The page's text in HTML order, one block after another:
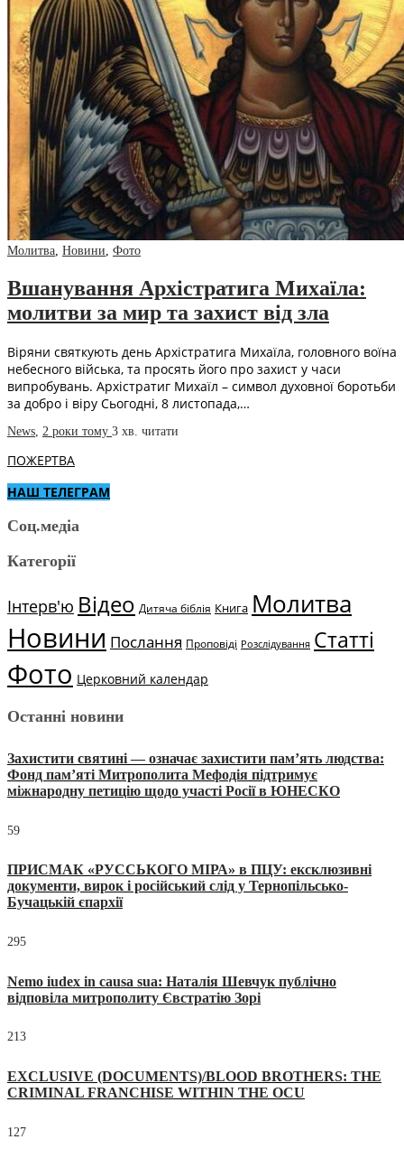
Молитва, Новини, Фото
Вшанування Архістратига Михаїла:
молитви за мир та захист від зла
Віряни святкують день Архістратига Михаїла, головного воїна
небесного війська, та просять його про захист у часи
випробувань. Архістратиг Михаїл – символ духовної боротьби
за добро і віру Сьогодні, 8 листопада,…
News, 2 роки тому 3 хв. читати
ПОЖЕРТВА
НАШ ТЕЛЕГРАМ
Соц.медіа
Категорії
Інтерв'ю Відео Дитяча біблія Книга Молитва
Новини Послання Проповіді Розслідування Статті
Фото Церковний календар
Останні новини
Захистити святині — означає захистити пам’ять людства:
Фонд пам’яті Митрополита Мефодія підтримує
міжнародну петицію щодо участі Росії в ЮНЕСКО
59
ПРИСМАК «РУССЬКОГО МІРА» в ПЦУ: ексклюзивні
документи, вирок і російський слід у Тернопільсько-
Бучацькій єпархії
295
Nemo iudex in causa sua: Наталія Шевчук публічно
відповіла митрополиту Євстратію Зорі
213
EXCLUSIVE (DOCUMENTS)/BLOOD BROTHERS: THE
CRIMINAL FRANCHISE WITHIN THE OCU
127